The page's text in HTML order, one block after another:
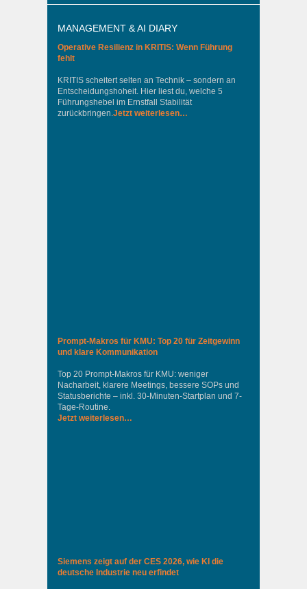
MANAGEMENT & AI DIARY
Operative Resilienz in KRITIS: Wenn Führung
fehlt
KRITIS scheitert selten an Technik – sondern an
Entscheidungshoheit. Hier liest du, welche 5
Führungshebel im Ernstfall Stabilität
zurückbringen.Jetzt weiterlesen…
Prompt-Makros für KMU: Top 20 für Zeitgewinn
und klare Kommunikation
Top 20 Prompt-Makros für KMU: weniger
Nacharbeit, klarere Meetings, bessere SOPs und
Statusberichte – inkl. 30-Minuten-Startplan und 7-
Tage-Routine.
Jetzt weiterlesen…
Siemens zeigt auf der CES 2026, wie KI die
deutsche Industrie neu erfindet